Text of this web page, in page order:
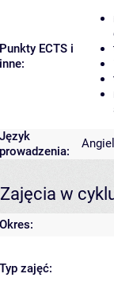
Punkty ECTS i
inne:
Język
prowadzenia:
Zajęcia w
Okres:
Typ zajęć: